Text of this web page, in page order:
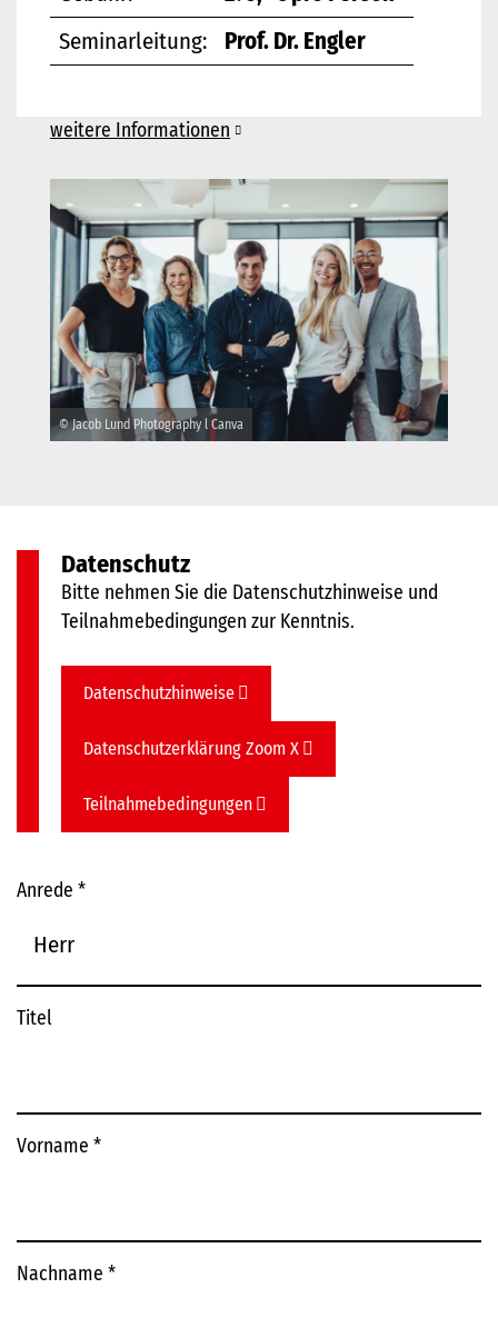
Seminarleitung:
Prof. Dr. Engler
weitere Informationen
© Jacob Lund Photography l Canva
Datenschutz
Bitte nehmen Sie die Datenschutzhinweise und
Teilnahmebedingungen zur Kenntnis.
Datenschutzhinweise
Datenschutzerklärung Zoom X
Teilnahmebedingungen
Anrede *
Titel
Vorname *
Nachname *